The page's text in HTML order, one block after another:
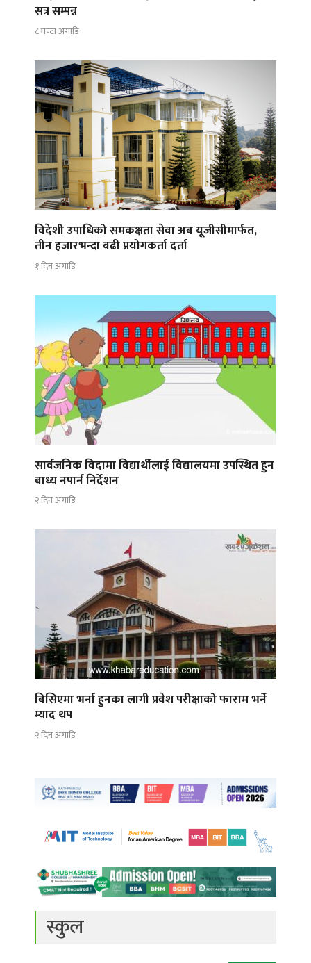
सत्र सम्पन्न
८ घण्टा अगाडि
विदेशी उपाधिको समकक्षता सेवा अब यूजीसीमार्फत,
तीन हजारभन्दा बढी प्रयोगकर्ता दर्ता
१ दिन अगाडि
सार्वजनिक विदामा विद्यार्थीलाई विद्यालयमा उपस्थित हुन
बाध्य नपार्न निर्देशन
२ दिन अगाडि
बिसिएमा भर्ना हुनका लागी प्रवेश परीक्षाको फाराम भर्ने
म्याद थप
२ दिन अगाडि
स्कुल